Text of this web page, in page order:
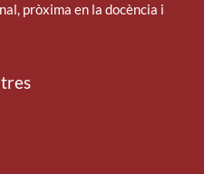
pròxima en la docència i